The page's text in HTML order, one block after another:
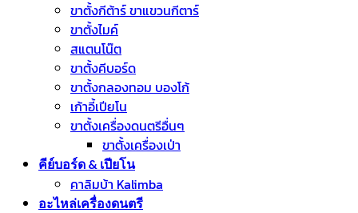
ขาตั้งกีต้าร์ ขาแขวนกีตาร์
ขาตั้งไมค์
สแตนโน๊ต
ขาตั้งคีบอร์ด
ขาตั้งกลองทอม บองโก้
เก้าอี้เปียโน
ขาตั้งเครื่องดนตรีอื่นๆ
ขาตั้งเครื่องเป่า
คีย์บอร์ด & เปียโน
คาลิมบ้า Kalimba
อะไหล่เครื่องดนตรี